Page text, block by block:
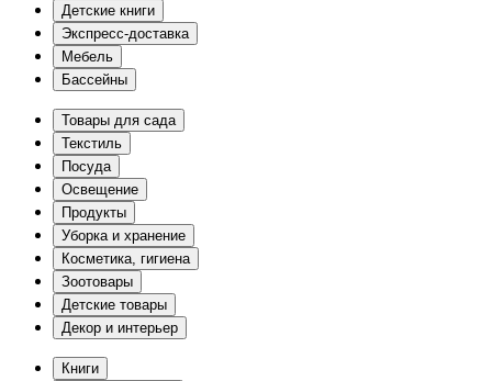
Детские книги
Экспресс-доставка
Мебель
Бассейны
Товары для сада
Текстиль
Посуда
Освещение
Продукты
Уборка и хранение
Косметика, гигиена
Зоотовары
Детские товары
Декор и интерьер
Книги